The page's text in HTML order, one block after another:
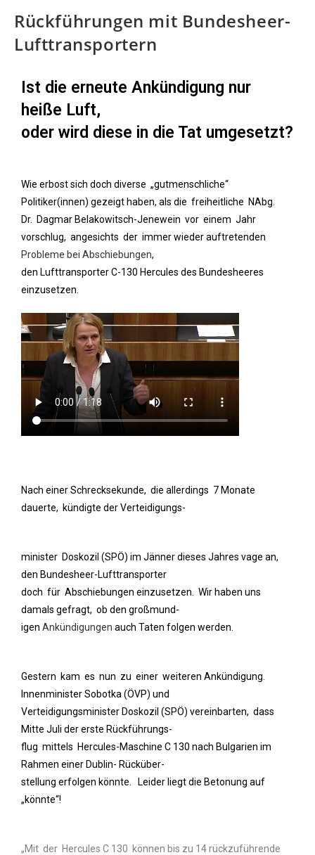
Rückführungen mit Bundesheer-
Lufttransportern
Ist die erneute Ankündigung nur
heiße Luft,
oder wird diese in die Tat umgesetzt?
Wie erbost sich doch diverse „gutmenschliche“
Politiker(innen) gezeigt haben, als die freiheitliche NAbg.
Dr. Dagmar Belakowitsch-Jenewein vor einem Jahr
vorschlug, angesichts der immer wieder auftretenden
Probleme bei Abschiebungen,
den Lufttransporter C-130 Hercules des Bundesheeres
einzusetzen.
Nach einer Schrecksekunde, die allerdings 7 Monate
dauerte, kündigte der Verteidigungs-
minister Doskozil (SPÖ) im Jänner dieses Jahres vage an,
den Bundesheer-Lufttransporter
doch für Abschiebungen einzusetzen. Wir haben uns
damals gefragt, ob den großmund-
igen Ankündigungen auch Taten folgen werden.
Gestern kam es nun zu einer weiteren Ankündigung.
Innenminister Sobotka (ÖVP) und
Verteidigungsminister Doskozil (SPÖ) vereinbarten, dass
Mitte Juli der erste Rückführungs-
flug mittels Hercules-Maschine C 130 nach Bulgarien im
Rahmen einer Dublin- Rücküber-
stellung erfolgen könnte. Leider liegt die Betonung auf
„könnte“!
„Mit der Hercules C 130 können bis zu 14 rückzuführende